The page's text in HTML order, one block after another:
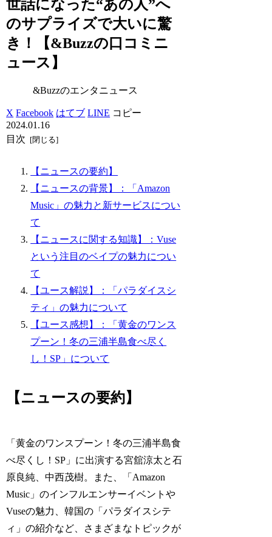
世話になった“あの人”へ
のサプライズで大いに驚
き！【&Buzzの口コミニ
ュース】
&Buzzのエンタニュース
X Facebook はてブ LINE コピー
2024.01.16
目次
【ニュースの要約】
【ニュースの背景】：「Amazon
Music」の魅力と新サービスについ
て
【ニュースに関する知識】：Vuse
という注目のベイプの魅力につい
て
【ユース解説】：「パラダイスシ
ティ」の魅力について
【ユース感想】：「黄金のワンス
プーン！冬の三浦半島食べ尽く
し！SP」について
【ニュースの要約】
「黄金のワンスプーン！冬の三浦半島食
べ尽くし！SP」に出演する宮舘涼太と石
原良純、中西茂樹。また、「Amazon
Music」のインフルエンサーイベントや
Vuseの魅力、韓国の「パラダイスシテ
ィ」の紹介など、さまざまなトピックが